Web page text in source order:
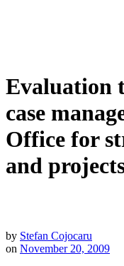
Evaluation
case
Office for
and
by Stefan Cojocaru
on November 20, 2009